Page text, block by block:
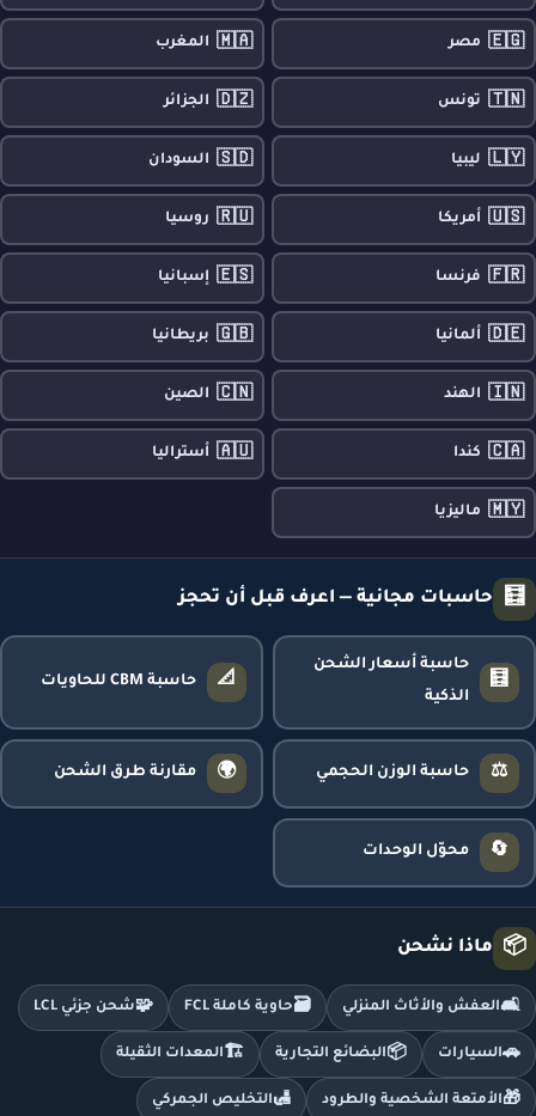
🇪🇬 مصر 🇲🇦 المغرب
🇹🇳 تونس 🇩🇿 الجزائر
🇱🇾 ليبيا 🇸🇩 السودان
🇺🇸 أمريكا 🇷🇺 روسيا
🇫🇷 فرنسا 🇪🇸 إسبانيا
🇩🇪 ألمانيا 🇬🇧 بريطانيا
🇮🇳 الهند 🇨🇳 الصين
🇨🇦 كندا 🇦🇺 أستراليا
🇲🇾 ماليزيا
🧮 حاسبات مجانية — اعرف قبل أن تحجز
🧮
حاسبة أسعار الشحن
الذكية
📐 حاسبة CBM للحاويات
⚖️ حاسبة الوزن الحجمي 🌍 مقارنة طرق الشحن
🔄 محوّل الوحدات
📦 ماذا نشحن
🛋️العفش والأثاث المنزلي 🗃️حاوية كاملة FCL 🧩شحن جزئي LCL
🚗السيارات 📦البضائع التجارية 🏗️المعدات الثقيلة
🎁الأمتعة الشخصية والطرود 🛃التخليص الجمركي